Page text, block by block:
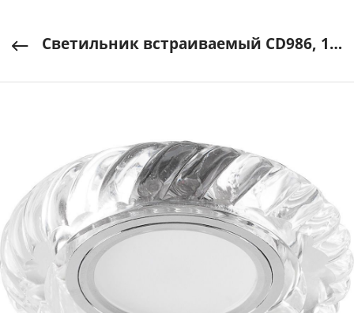
Светильник встраиваемый CD986, 15LED*2835 MR16 50W G5.3 4000K прозрачный FERON арт. 32663